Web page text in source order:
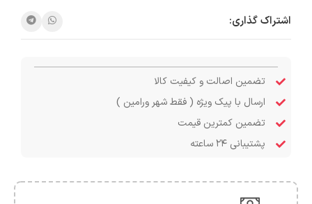
اشتراک گذاری:
تضمین اصالت و کیفیت کالا
ارسال با پیک ویژه ( فقط شهر ورامین )
تضمین کمترین قیمت
پشتیبانی ۲۴ ساعته